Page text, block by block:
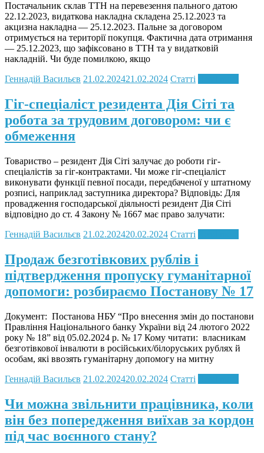
Постачальник склав ТТН на перевезення пального датою
22.12.2023, видаткова накладна складена 25.12.2023 та
акцизна накладна — 25.12.2023. Пальне за договором
отримується на території покупця. Фактична дата отримання
— 25.12.2023, що зафіксовано в ТТН та у видатковій
накладній. Чи буде помилкою, якщо
Геннадій Васильєв 21.02.202421.02.2024 Статті
Гіг-спеціаліст резидента Дія Сіті та
робота за трудовим договором: чи є
обмеження
Товариство – резидент Дія Сіті залучає до роботи гіг-
спеціалістів за гіг-контрактами. Чи може гіг-спеціаліст
виконувати функції певної посади, передбаченої у штатному
розписі, наприклад заступника директора? Відповідь: Для
провадження господарської діяльності резидент Дія Сіті
відповідно до ст. 4 Закону № 1667 має право залучати:
Геннадій Васильєв 21.02.202420.02.2024 Статті
Продаж безготівкових рублів і
підтвердження пропуску гуманітарної
допомоги: розбираємо Постанову № 17
Документ: Постанова НБУ “Про внесення змін до постанови
Правління Національного банку України від 24 лютого 2022
року № 18” від 05.02.2024 р. № 17 Кому читати: власникам
безготівкової інвалюти в російських/білоруських рублях й
особам, які ввозять гуманітарну допомогу на митну
Геннадій Васильєв 21.02.202420.02.2024 Статті
Чи можна звільнити працівника, коли
він без попередження виїхав за кордон
під час воєнного стану?